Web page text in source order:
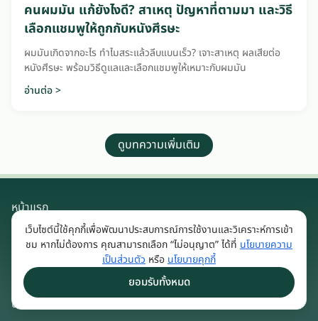
คนผมมัน แก้ยังไงดี? สาเหตุ ปัญหาที่ตามมา และวิธี
เลือกแชมพูให้ถูกกับหนังศีรษะ
ผมมันเกิดจากอะไร ทำไมสระแล้วลีบแบนเร็ว? เจาะสาเหตุ ผลเสียต่อ
หนังศีรษะ พร้อมวิธีดูแลและเลือกแชมพูให้เหมาะกับผมมัน
อ่านต่อ >
ดูบทความเพิ่มเติม
หน้าแรก
โปรโมชั่น
รีวิวจากผู้ใช้
ช่องทางการสั่งซื้อ
เว็บไซต์นี้ใช้คุกกี้เพื่อพัฒนาประสบการณ์การใช้งานและวิเคราะห์การเข้า
ชม หากไม่ต้องการ คุณสามารถเลือก “ไม่อนุญาต” ได้ที่ นโยบายความ
เป็นส่วนตัว หรือ นโยบายคุกกี้
ยอมรับทั้งหมด